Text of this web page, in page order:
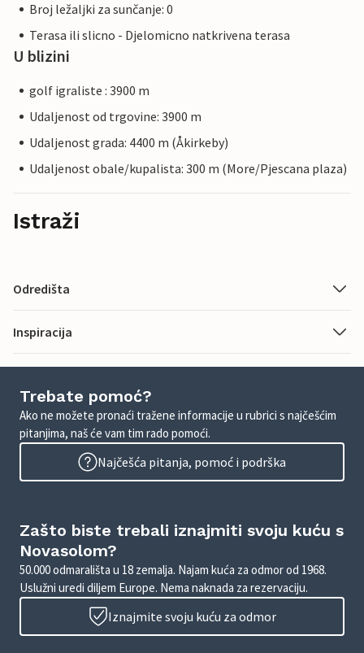
Broj ležaljki za sunčanje: 0
Terasa ili slicno - Djelomicno natkrivena terasa
U blizini
golf igraliste : 3900 m
Udaljenost od trgovine: 3900 m
Udaljenost grada: 4400 m (Åkirkeby)
Udaljenost obale/kupalista: 300 m (More/Pjescana plaza)
Istraži
Odredišta
Inspiracija
Trebate pomoć?
Ako ne možete pronaći tražene informacije u rubrici s najčešćim
pitanjima, naš će vam tim rado pomoći.
Najčešća pitanja, pomoć i podrška
Zašto biste trebali iznajmiti svoju kuću s
Novasolom?
50.000 odmarališta u 18 zemalja. Najam kuća za odmor od 1968.
Uslužni uredi diljem Europe. Nema naknada za rezervaciju.
Iznajmite svoju kuću za odmor